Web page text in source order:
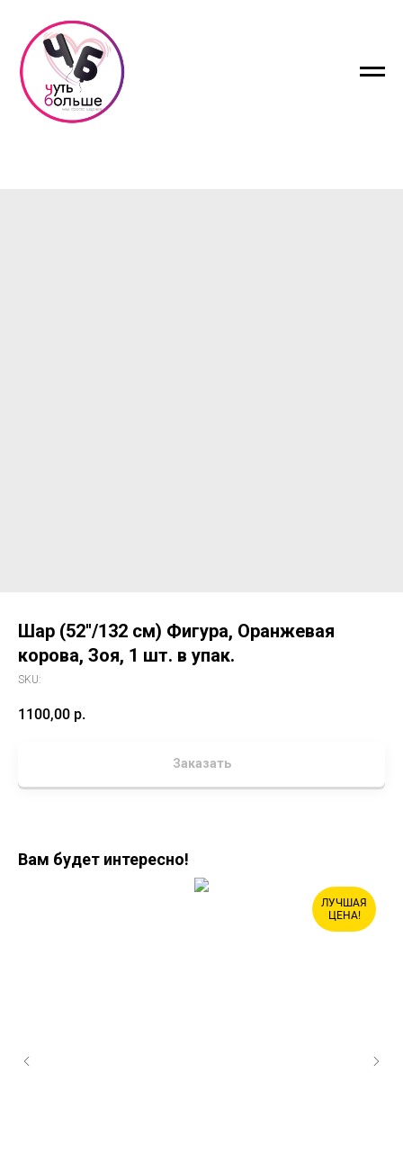
Шар (52''/132 см) Фигура, Оранжевая
корова, Зоя, 1 шт. в упак.
SKU:
1100,00 р.
Заказать
Вам будет интересно!
ЛУЧШАЯ
ЦЕНА!